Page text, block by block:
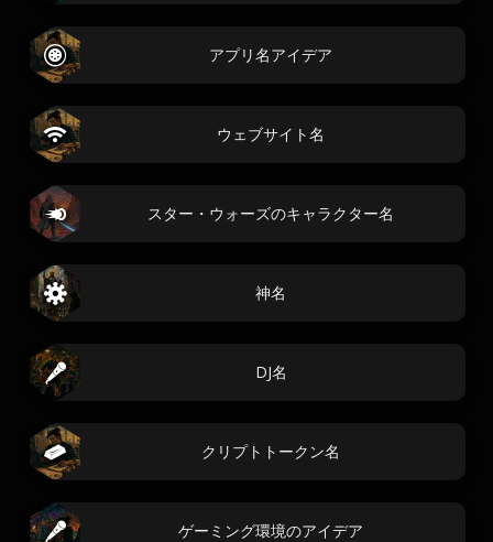
アプリ名アイデア
ウェブサイト名
スター・ウォーズのキャラクター名
神名
DJ名
クリプトトークン名
ゲーミング環境のアイデア